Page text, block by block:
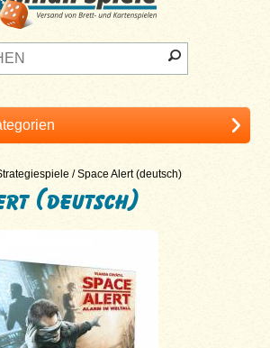
/Space Alert (deutsch)
(deutsch)